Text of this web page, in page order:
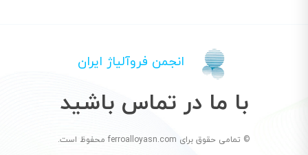
انجمن فروآلیاژ ایران
با ما در تماس باشید
© تمامی حقوق برای ferroalloyasn.com محفوظ است.